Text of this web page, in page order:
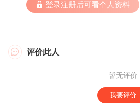
 登录注册后可看个人资料
 评价此人
暂无评价
我要评价